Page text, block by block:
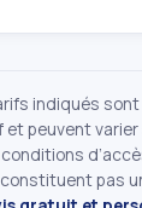
indiqués
peuvent varier
constituent pas